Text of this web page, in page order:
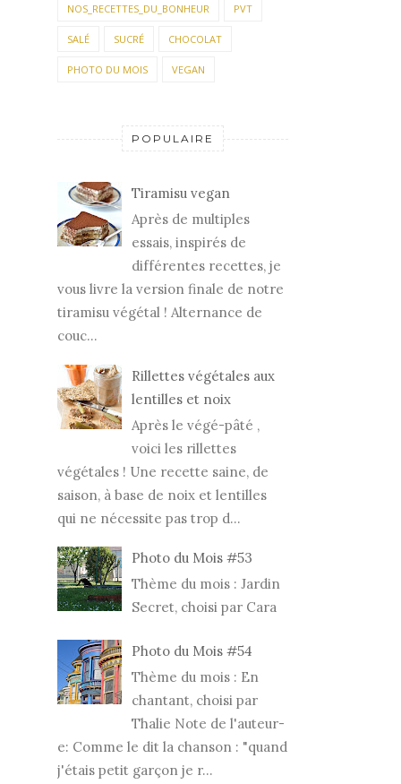
NOS_RECETTES_DU_BONHEUR PVT
SALÉ SUCRÉ CHOCOLAT
PHOTO DU MOIS VEGAN
POPULAIRE
Tiramisu vegan
Après de multiples
essais, inspirés de
différentes recettes, je
vous livre la version finale de notre
tiramisu végétal ! Alternance de
couc...
Rillettes végétales aux
lentilles et noix
Après le végé-pâté ,
voici les rillettes
végétales ! Une recette saine, de
saison, à base de noix et lentilles
qui ne nécessite pas trop d...
Photo du Mois #53
Thème du mois : Jardin
Secret, choisi par Cara
Photo du Mois #54
Thème du mois : En
chantant, choisi par
Thalie Note de l'auteur-
e: Comme le dit la chanson : "quand
j'étais petit garçon je r...